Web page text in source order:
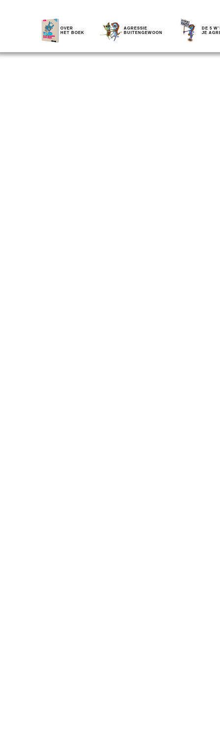
OVER
HET BOEK
AGRESSIE
BUITENGEWOON
DE 5
JE